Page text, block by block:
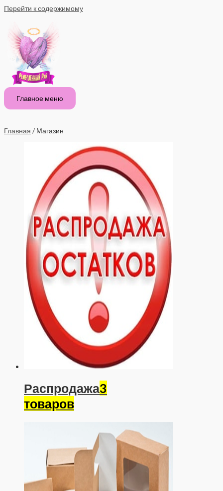
Перейти к содержимому
Главное меню
Главная / Магазин
Распродажа3
товаров